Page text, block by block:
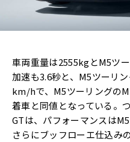
車両重量は2555kgとM5ツ
加速も3.6秒と、M5ツーリ
km/hで、M5ツーリングの
着車と同値となっている。
GTは、パフォーマンスは
さらにブッフローエ仕込み